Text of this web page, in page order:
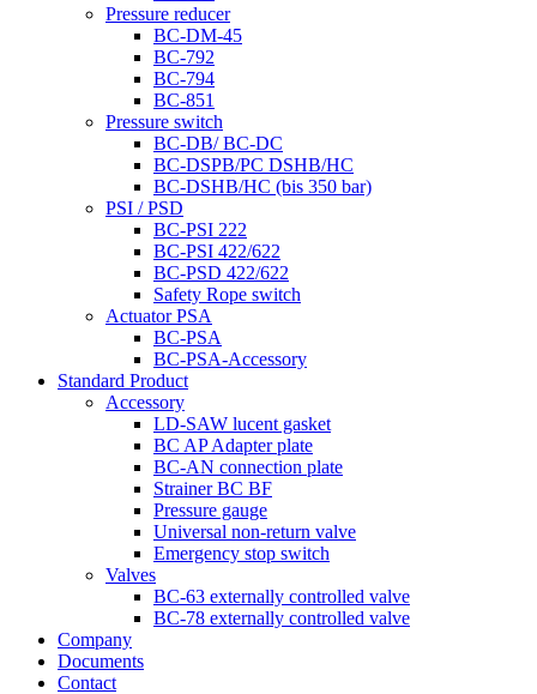
Pressure reducer
BC-DM-45
BC-792
BC-794
BC-851
Pressure switch
BC-DB/ BC-DC
BC-DSPB/PC DSHB/HC
BC-DSHB/HC (bis 350 bar)
PSI / PSD
BC-PSI 222
BC-PSI 422/622
BC-PSD 422/622
Safety Rope switch
Actuator PSA
BC-PSA
BC-PSA-Accessory
Standard Product
Accessory
LD-SAW lucent gasket
BC AP Adapter plate
BC-AN connection plate
Strainer BC BF
Pressure gauge
Universal non-return valve
Emergency stop switch
Valves
BC-63 externally controlled valve
BC-78 externally controlled valve
Company
Documents
Contact